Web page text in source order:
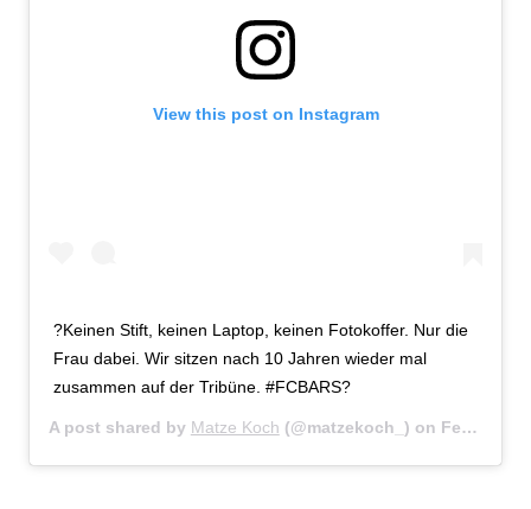
View this post on Instagram
?Keinen Stift, keinen Laptop, keinen Fotokoffer. Nur die
Frau dabei. Wir sitzen nach 10 Jahren wieder mal
zusammen auf der Tribüne. #FCBARS?
A post shared by Matze Koch (@matzekoch_) on Feb 15, 2017 at 11:55am PST